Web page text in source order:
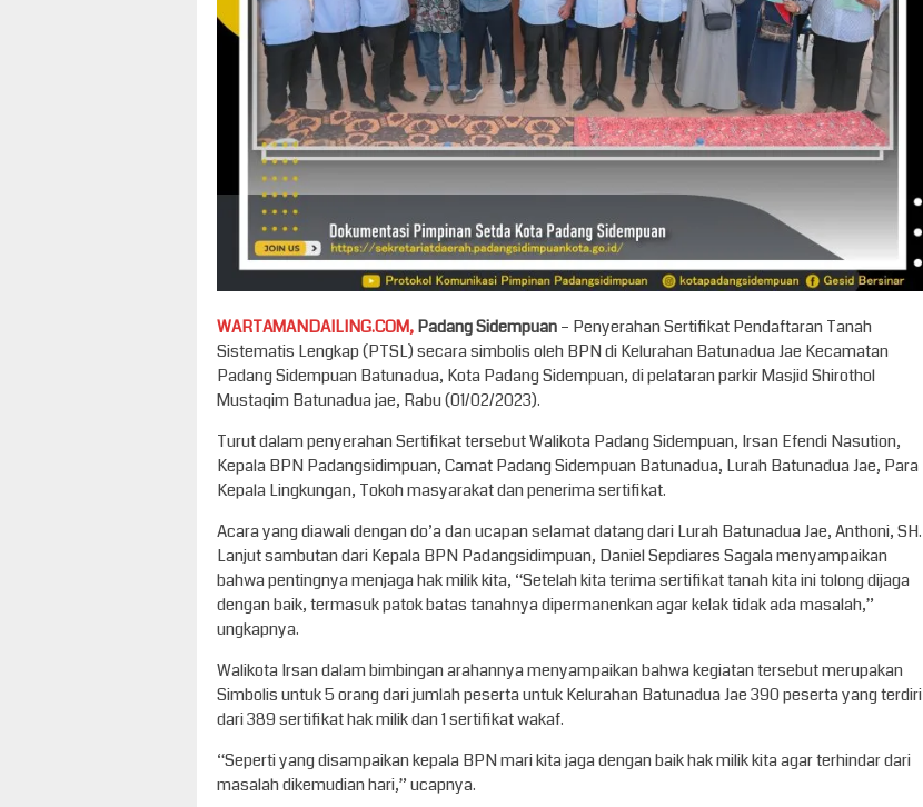
WARTAMANDAILING.COM,Padang Sidempuan– Penyerahan Sertifikat Pendaftaran Tanah
Sistematis Lengkap (PTSL) secara simbolis oleh BPN di Kelurahan Batunadua Jae Kecamatan
Padang Sidempuan Batunadua, Kota Padang Sidempuan, di pelataran parkir Masjid Shirothol
Mustaqim Batunadua jae, Rabu (01/02/2023).
Turut dalam penyerahan Sertifikat tersebut Walikota Padang Sidempuan, Irsan Efendi Nasution,
Kepala BPN Padangsidimpuan, Camat Padang Sidempuan Batunadua, Lurah Batunadua Jae, Para
Kepala Lingkungan, Tokoh masyarakat dan penerima sertifikat.
Acara yang diawali dengan do’a dan ucapan selamat datang dari Lurah Batunadua Jae, Anthoni, SH.
Lanjut sambutan dari Kepala BPN Padangsidimpuan, Daniel Sepdiares Sagala menyampaikan
bahwa pentingnya menjaga hak milik kita, “Setelah kita terima sertifikat tanah kita ini tolong dijaga
dengan baik, termasuk patok batas tanahnya dipermanenkan agar kelak tidak ada masalah,”
ungkapnya.
Walikota Irsan dalam bimbingan arahannya menyampaikan bahwa kegiatan tersebut merupakan
Simbolis untuk 5 orang dari jumlah peserta untuk Kelurahan Batunadua Jae 390 peserta yang terdiri
dari 389 sertifikat hak milik dan 1 sertifikat wakaf.
“Seperti yang disampaikan kepala BPN mari kita jaga dengan baik hak milik kita agar terhindar dari
masalah dikemudian hari,” ucapnya.